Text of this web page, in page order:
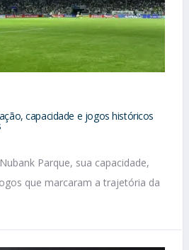
capacidade e jogos históricos
Parque, sua capacidade,
que marcaram a trajetória da